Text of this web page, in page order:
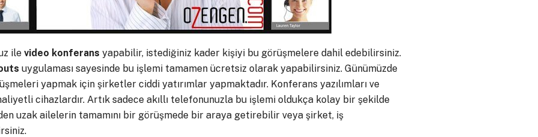
ile video konferans yapabilir, istediğiniz kader kişiyi bu görüşmelere dahil edebilirsiniz.
uygulaması sayesinde bu işlemi tamamen ücretsiz olarak yapabilirsiniz. Günümüzde
yapmak için şirketler ciddi yatırımlar yapmaktadır. Konferans yazılımları ve
cihazlardır. Artık sadece akıllı telefonunuzla bu işlemi oldukça kolay bir şekilde
uzak ailelerin tamamını bir görüşmede bir araya getirebilir veya şirket, iş